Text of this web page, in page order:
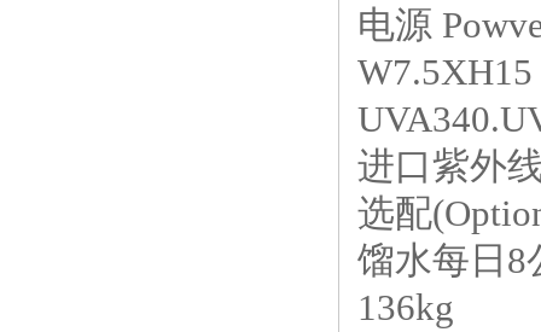
电源
进口紫外
选配
馏水每日8
136kg